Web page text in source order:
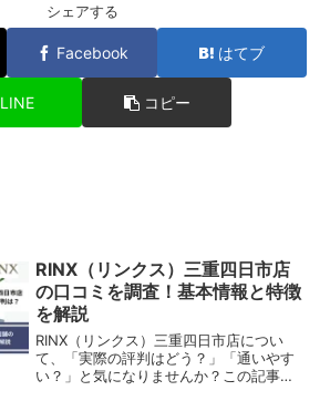
シェアする
Facebook はてブ
LINE コピー
RINX（リンクス）三重四日市店
の口コミを調査！基本情報と特徴
を解説
RINX（リンクス）三重四日市店につい
て、「実際の評判はどう？」「通いやす
い？」と気になりませんか？この記事で